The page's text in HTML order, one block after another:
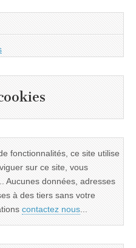
fonctionnalités, ce site utilise
sur ce site, vous
Aucunes données, adresses
à des tiers sans votre
contactez nous